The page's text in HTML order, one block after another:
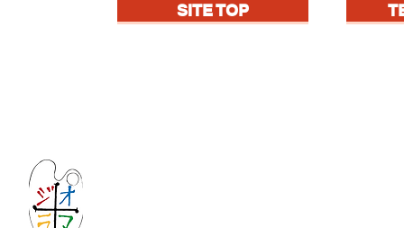
SITE TOP